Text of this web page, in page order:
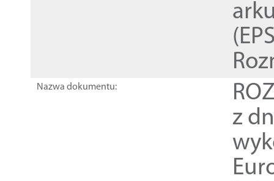
Nazwa dokumentu:
z